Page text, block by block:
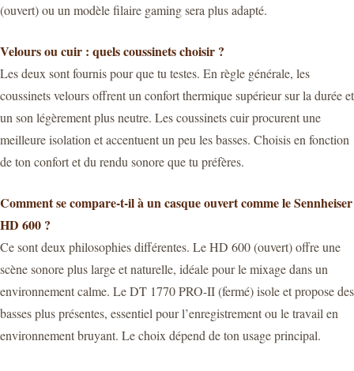
(ouvert) ou un modèle filaire gaming sera plus adapté.
Velours ou cuir : quels coussinets choisir ?
Les deux sont fournis pour que tu testes. En règle générale, les
coussinets velours offrent un confort thermique supérieur sur la durée et
un son légèrement plus neutre. Les coussinets cuir procurent une
meilleure isolation et accentuent un peu les basses. Choisis en fonction
de ton confort et du rendu sonore que tu préfères.
Comment se compare-t-il à un casque ouvert comme le Sennheiser
HD 600 ?
Ce sont deux philosophies différentes. Le HD 600 (ouvert) offre une
scène sonore plus large et naturelle, idéale pour le mixage dans un
environnement calme. Le DT 1770 PRO-II (fermé) isole et propose des
basses plus présentes, essentiel pour l’enregistrement ou le travail en
environnement bruyant. Le choix dépend de ton usage principal.